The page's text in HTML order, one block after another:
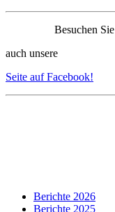
Besuchen Sie
auch unsere
Seite auf Facebook!
Berichte 2026
Berichte 2025